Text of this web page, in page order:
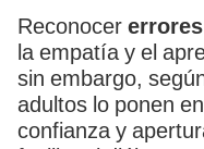
Reconocer
la empatía y el
sin embargo,
adultos lo ponen
confianza y